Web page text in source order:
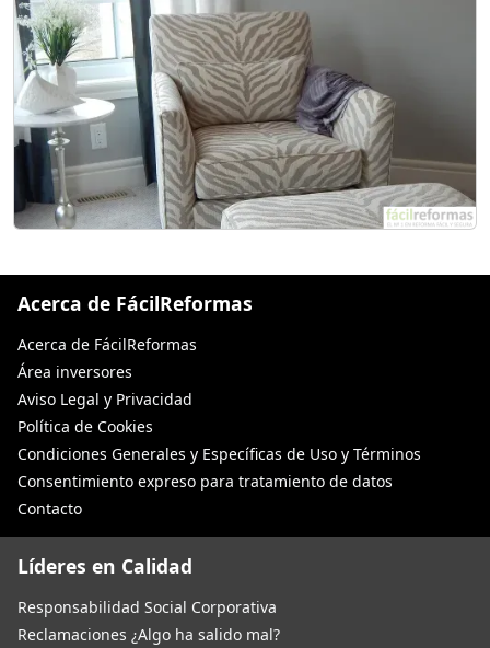
Acerca de FácilReformas
Acerca de FácilReformas
Área inversores
Aviso Legal y Privacidad
Política de Cookies
Condiciones Generales y Específicas de Uso y Términos
Consentimiento expreso para tratamiento de datos
Contacto
Líderes en Calidad
Responsabilidad Social Corporativa
Reclamaciones ¿Algo ha salido mal?